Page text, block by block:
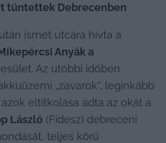
tüntettek Debrecenben
ismét utcára hívta a
Anyák a
Az utóbbi időben
„zavarok”, leginkább
eltitkolása adta az okát a
László (Fidesz) debreceni
teljes körű